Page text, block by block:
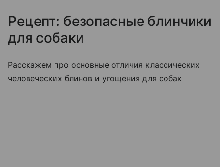
Рецепт: безопасные блинчики
для собаки
Расскажем про основные отличия классических
человеческих блинов и угощения для собак